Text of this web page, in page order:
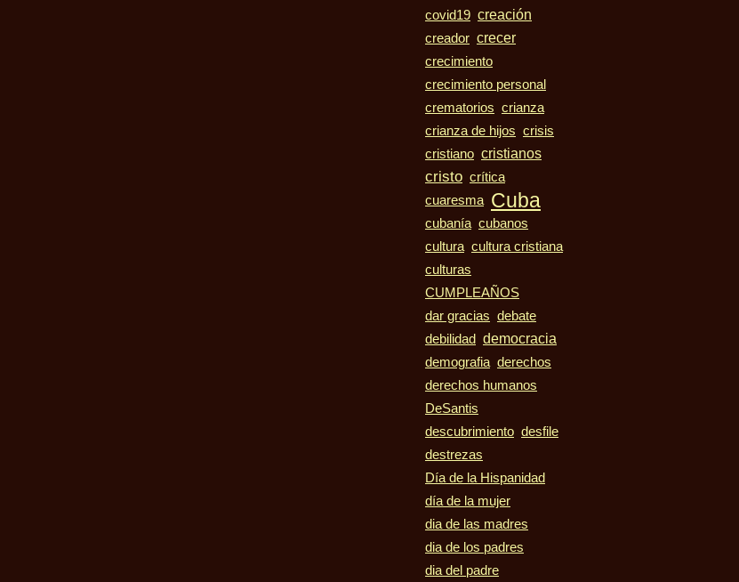
covid19 creación
creador crecer
crecimiento
crecimiento personal
crematorios crianza
crianza de hijos crisis
cristiano cristianos
cristo crítica
cuaresma Cuba
cubanía cubanos
cultura cultura cristiana
culturas
CUMPLEAÑOS
dar gracias debate
debilidad
democracia
demografia derechos
derechos humanos
DeSantis
descubrimiento desfile
destrezas
Día de la Hispanidad
día de la mujer
dia de las madres
dia de los padres
dia del padre